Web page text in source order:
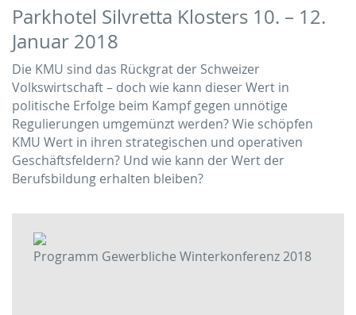
Parkhotel Silvretta Klosters 10. – 12.
Januar 2018
Die KMU sind das Rückgrat der Schweizer
Volkswirtschaft – doch wie kann dieser Wert in
politische Erfolge beim Kampf gegen unnötige
Regulierungen umgemünzt werden? Wie schöpfen
KMU Wert in ihren strategischen und operativen
Geschäftsfeldern? Und wie kann der Wert der
Berufsbildung erhalten bleiben?
Programm Gewerbliche Winterkonferenz 2018